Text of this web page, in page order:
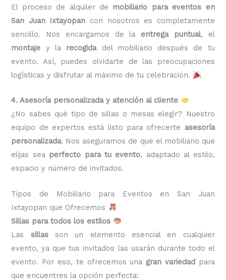
El proceso de alquiler de mobiliario para eventos en
San Juan Ixtayopan con nosotros es completamente
sencillo. Nos encargamos de la entrega puntual, el
montaje y la recogidadel mobiliario después de tu
evento. Así, puedes olvidarte de las preocupaciones
logísticas y disfrutar al máximo de tu celebración.
4. Asesoría personalizada y atención al cliente
¿No sabes qué tipo de sillas o mesas elegir? Nuestro
equipo de expertos está listo para ofrecerte asesoría
personalizada. Nos aseguramos de que el mobiliario que
elijas sea perfecto para tu evento, adaptado al estilo,
espacio y número de invitados.
Tipos de Mobiliario para Eventos en San Juan
Ixtayopan que Ofrecemos
Sillas para todos los estilos
Las sillasson un elemento esencial en cualquier
evento, ya que tus invitados las usarán durante todo el
evento. Por eso, te ofrecemos una gran variedadpara
que encuentres la opción perfecta: